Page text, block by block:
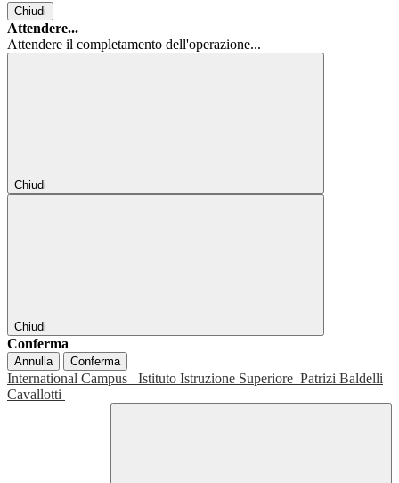
Chiudi
Attendere...
Attendere il completamento dell'operazione...
Chiudi
Chiudi
Conferma
Annulla Conferma
International Campus Istituto Istruzione Superiore Patrizi Baldelli
Cavallotti